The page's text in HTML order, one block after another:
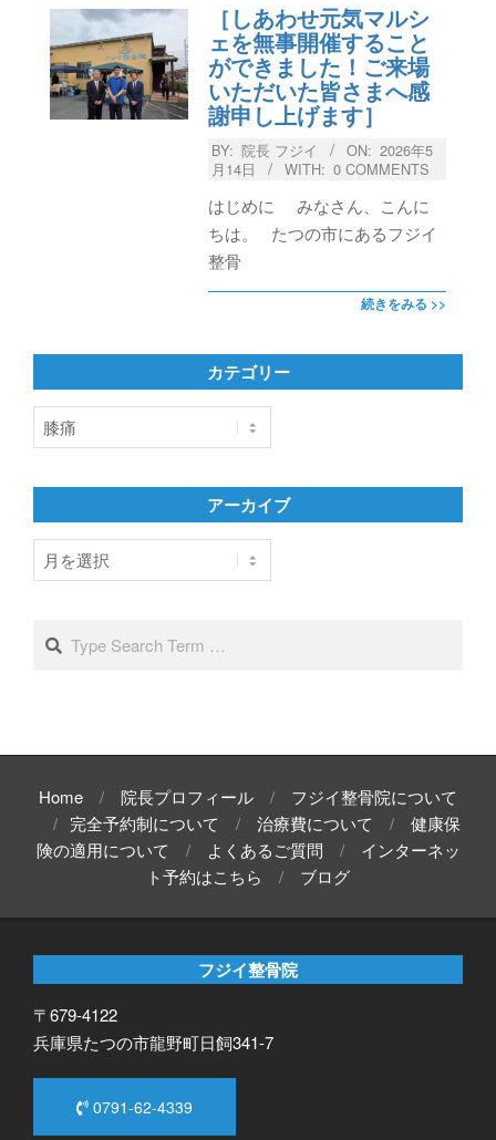
［しあわせ元気マルシ
ェを無事開催すること
ができました！ご来場
いただいた皆さまへ感
謝申し上げます］
BY: 院長 フジイ ON: 2026年5
月14日
WITH: 0 COMMENTS
はじめに みなさん、こんに
ちは。 たつの市にあるフジイ
整骨
続きをみる >>
カテゴリー
カ
テ
リ
アーカイブ
ア
ー
ブ
Home 院長プロフィール
フジイ整骨院について
完全予約制について
治療費について
健康保
険の適用について
よくあるご質問
インターネッ
ト予約はこちら
ブログ
フジイ整骨院
〒679-4122
兵庫県たつの市龍野町日飼341-7
0791-62-4339